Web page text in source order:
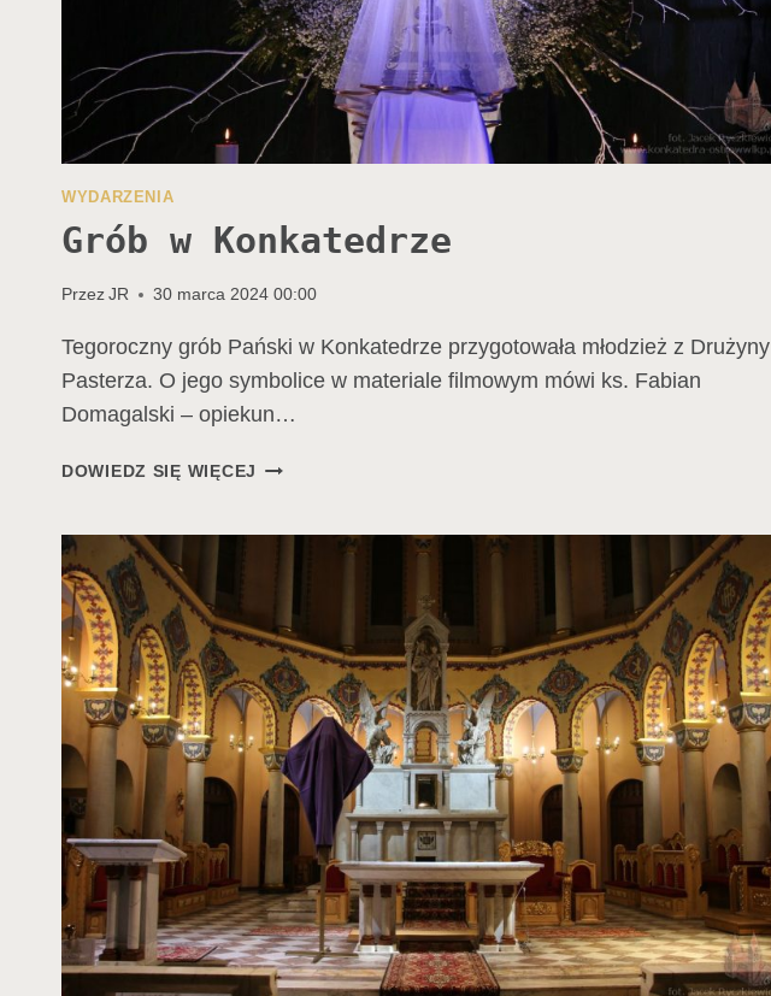
WYDARZENIA
Grób w Konkatedrze
PrzezJR 30 marca 2024 00:00
Tegoroczny grób Pański w Konkatedrze przygotowała młodzież z Drużyny
Pasterza. O jego symbolice w materiale filmowym mówi ks. Fabian
Domagalski – opiekun…
DOWIEDZ SIĘ WIĘCEJ GRÓB